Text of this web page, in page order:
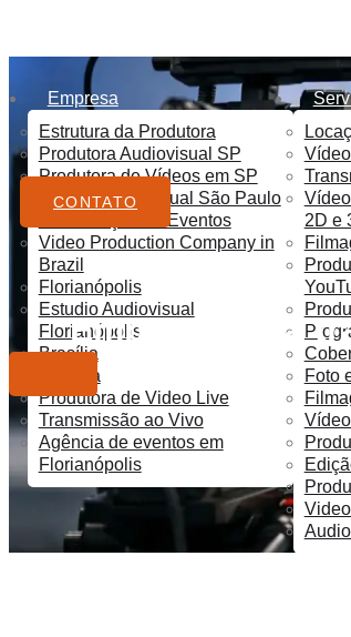
Empresa
Estrutura da Produtora
Produtora Audiovisual SP
Produtora de Vídeos em SP
Estudio audiovisual São Paulo
Sonorização de Eventos
Video Production Company in
Brazil
Florianópolis
Estudio Audiovisual
Florianópolis
Brasília
Curitiba
Produtora de Video Live
Transmissão ao Vivo
Agência de eventos em
Florianópolis
2D e
Foto
CONTATO
Empresa para